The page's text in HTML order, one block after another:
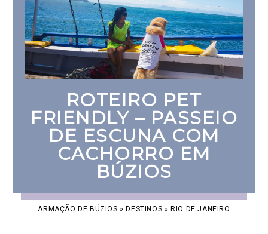
ROTEIRO PET
FRIENDLY – PASSEIO
DE ESCUNA COM
CACHORRO EM
BÚZIOS
ARMAÇÃO DE BÚZIOS » DESTINOS » RIO DE JANEIRO